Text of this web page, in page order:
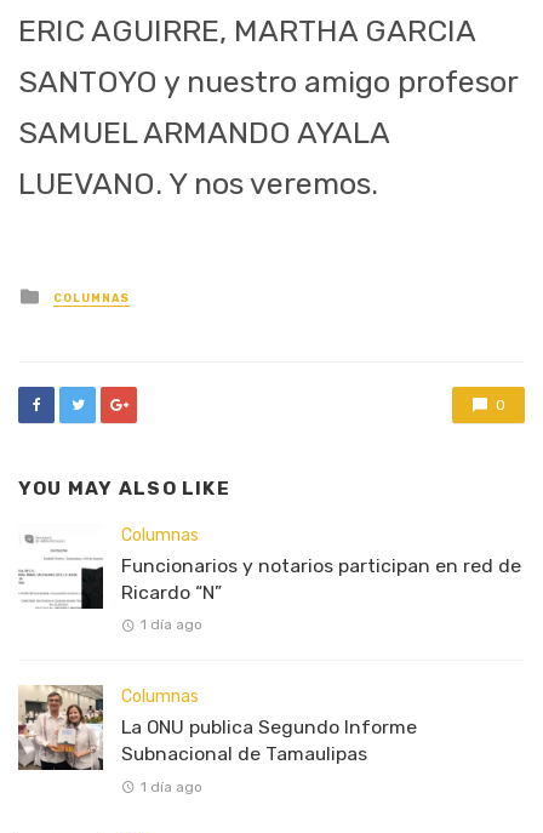
ERIC AGUIRRE, MARTHA GARCIA
SANTOYO y nuestro amigo profesor
SAMUEL ARMANDO AYALA
LUEVANO. Y nos veremos.
Posted
in
COLUMNAS
0
YOU MAY ALSO LIKE
Columnas
Funcionarios y notarios participan en red de
Ricardo “N”
1 día ago
Columnas
La ONU publica Segundo Informe
Subnacional de Tamaulipas
1 día ago